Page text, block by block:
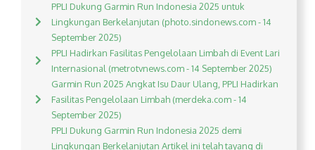
PPLI Dukung Garmin Run Indonesia 2025 untuk
Lingkungan Berkelanjutan (photo.sindonews.com - 14
September 2025)
PPLI Hadirkan Fasilitas Pengelolaan Limbah di Event Lari
Internasional (metrotvnews.com - 14 September 2025)
Garmin Run 2025 Angkat Isu Daur Ulang, PPLI Hadirkan
Fasilitas Pengelolaan Limbah (merdeka.com - 14
September 2025)
PPLI Dukung Garmin Run Indonesia 2025 demi
Lingkungan Berkelanjutan Artikel ini telah tayang di